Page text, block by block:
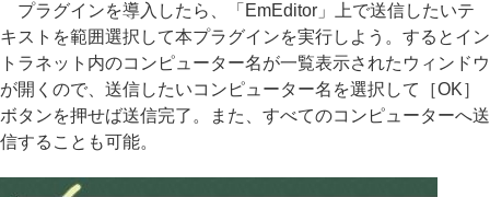
プラグインを導入したら、「EmEditor」上で送信したいテ
キストを範囲選択して本プラグインを実行しよう。するとイン
トラネット内のコンピューター名が一覧表示されたウィンドウ
が開くので、送信したいコンピューター名を選択して［OK］
ボタンを押せば送信完了。また、すべてのコンピューターへ送
信することも可能。